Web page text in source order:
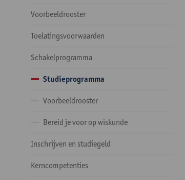
Voorbeeldrooster
Toelatingsvoorwaarden
Schakelprogramma
Studieprogramma
Voorbeeldrooster
Bereid je voor op wiskunde
Inschrijven en studiegeld
Kerncompetenties